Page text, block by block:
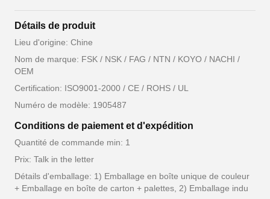
Détails de produit
Lieu d'origine: Chine
Nom de marque: FSK / NSK / FAG / NTN / KOYO / NACHI /
OEM
Certification: ISO9001-2000 / CE / ROHS / UL
Numéro de modèle: 1905487
Conditions de paiement et d'expédition
Quantité de commande min: 1
Prix: Talk in the letter
Détails d'emballage: 1) Emballage en boîte unique de couleur
+ Emballage en boîte de carton + palettes, 2) Emballage indu